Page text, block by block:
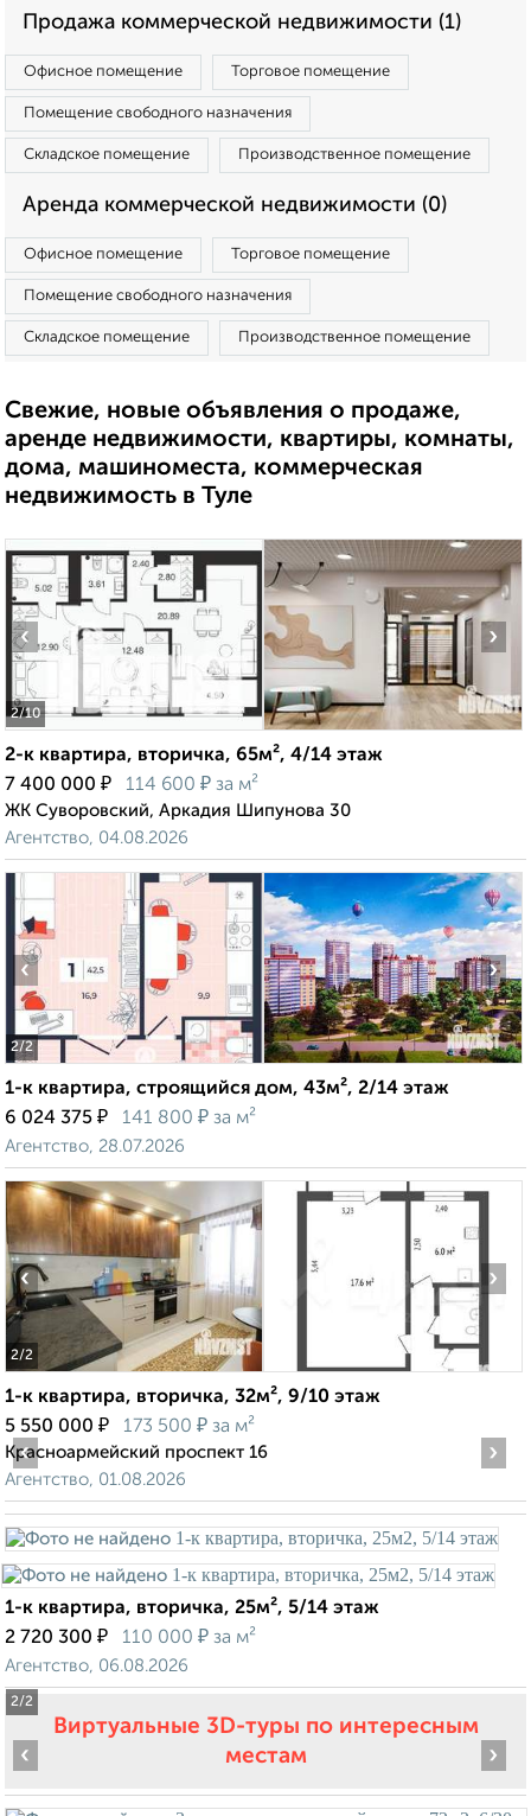
Продажа коммерческой недвижимости (1)
Офисное помещение Торговое помещение
Помещение свободного назначения
Складское помещение Производственное помещение
Аренда коммерческой недвижимости (0)
Офисное помещение Торговое помещение
Помещение свободного назначения
Складское помещение Производственное помещение
Свежие, новые объявления о продаже,
аренде недвижимости, квартиры, комнаты,
дома, машиноместа, коммерческая
недвижимость в Туле
2/10
‹ ›
2-к квартира, вторичка, 65м², 4/14 этаж
7 400 000 ₽ 114 600 ₽ за м²
ЖК Суворовский, Аркадия Шипунова 30
Агентство, 04.08.2026
2/2
‹ ›
1-к квартира, строящийся дом, 43м², 2/14 этаж
6 024 375 ₽ 141 800 ₽ за м²
Агентство, 28.07.2026
2/2
‹ ›
1-к квартира, вторичка, 32м², 9/10 этаж
5 550 000 ₽ 173 500 ₽ за м²
Красноармейский проспект 16
Агентство, 01.08.2026
2/2
‹ ›
1-к квартира, вторичка, 25м², 5/14 этаж
2 720 300 ₽ 110 000 ₽ за м²
Агентство, 06.08.2026
Виртуальные 3D-туры по интересным
местам
‹ ›